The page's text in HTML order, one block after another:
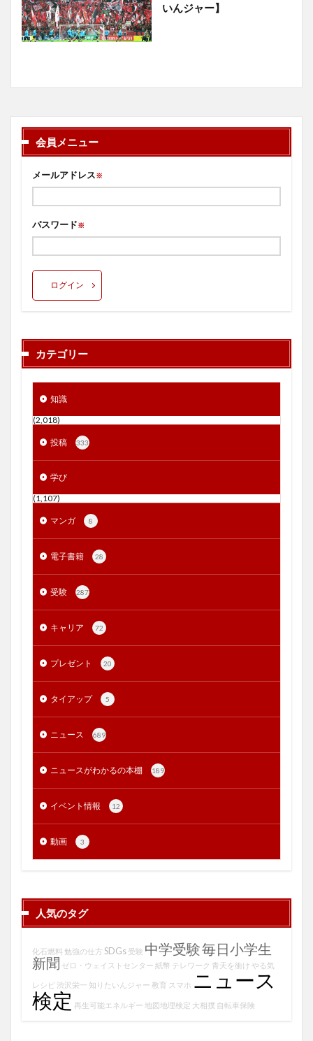
いんジャー】
会員メニュー
メールアドレス※
パスワード※
ログイン
カテゴリー
知識
(2,018)
投稿 333
学び
(1,107)
マンガ 8
電子書籍 28
受験 287
キャリア 72
プレゼント 20
タイアップ 5
ニュース 689
ニュースがわかるの本棚 189
イベント情報 12
動画 3
人気のタグ
化石燃料 勉強の仕方 SDGs 受験 中学受験毎日小学生
新聞 ゼロ・ウェイストセンター 紙幣 テレワーク 青天を衝け やる気
レシピ 渋沢栄一 知りたいんジャー 教育 スマホ ニュース
検定 再生可能エネルギー 地図地理検定 大相撲 自転車保険